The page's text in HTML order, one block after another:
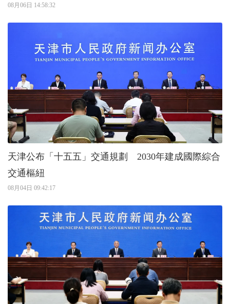
08月06日 14:58:32
天津公布「十五五」交通規劃 2030年建成國際綜合
交通樞紐
08月04日 09:42:17